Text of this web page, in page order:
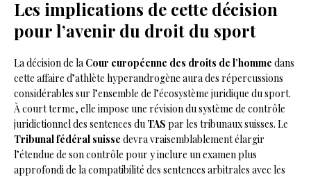
Les implications de cette décision
pour l’avenir du droit du sport
La décision de la Cour européenne des droits de l’homme dans
cette affaire d’athlète hyperandrogène aura des répercussions
considérables sur l’ensemble de l’écosystème juridique du sport.
À court terme, elle impose une révision du système de contrôle
juridictionnel des sentences du TAS par les tribunaux suisses. Le
Tribunal fédéral suisse devra vraisemblablement élargir
l’étendue de son contrôle pour y inclure un examen plus
approfondi de la compatibilité des sentences arbitrales avec les